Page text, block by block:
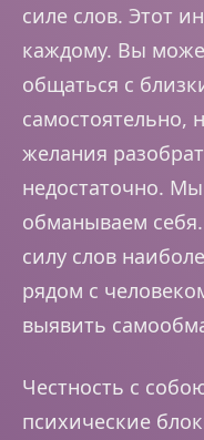
силе слов. Этот
каждому. Вы
общаться с
самостоятельно,
желания
недостаточно.
обманываем
силу слов
рядом с
выявить
Честность с
психические